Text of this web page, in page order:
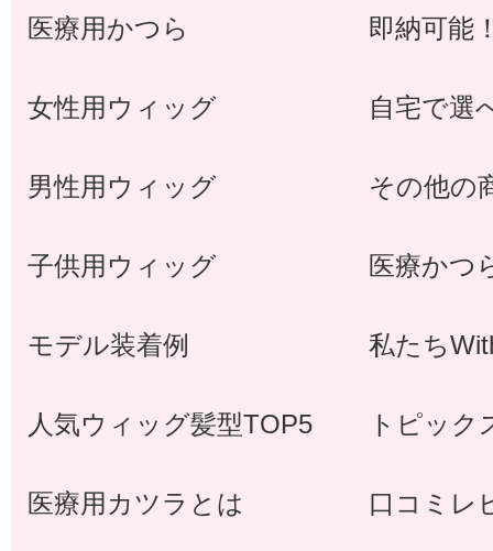
医療用かつら
女性用ウィッグ
男性用ウィッグ
子供用ウィッグ
モデル装着例
人気ウィッグ髪型TOP5
医療用カツラとは
即納可能
自宅で選
その他の
医療かつ
私たち
トピック
口コミレ